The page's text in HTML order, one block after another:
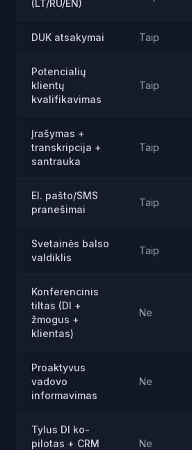
(LT/RU/EN)
DUK atsakymai Taip
Potencialių
klientų
kvalifikavimas
Taip
Įrašymas +
transkripcija +
santrauka
Taip
El. pašto/SMS
pranešimai
Taip
Svetainės balso
valdiklis
Taip
Konferencinis
tiltas (DI +
žmogus +
klientas)
Ne
Proaktyvus
vadovo
informavimas
Ne
Tylus DI ko-
pilotas + CRM
Ne